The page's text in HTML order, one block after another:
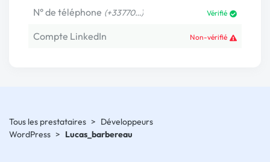
N° de téléphone (+33770…) Vérifié
Compte LinkedIn Non-vérifié
Tous les prestataires > Développeurs
WordPress > Lucas_barbereau